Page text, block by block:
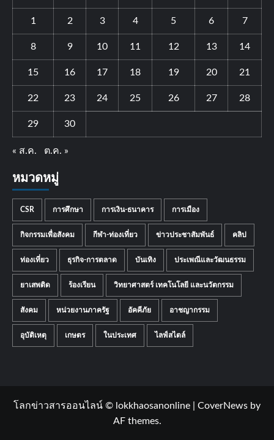
1 2 3 4 5 6 7
8 9 10 11 12 13 14
15 16 17 18 19 20 21
22 23 24 25 26 27 28
29 30
« ส.ค. ต.ค. »
หมวดหมู่
CSR การศึกษา การเงิน-ธนาคาร การเมือง
กิจกรรมเพื่อสังคม กีฬา-ท่องเที่ยว ข่าวประชาสัมพันธ์ คลิป
ท่องเที่ยว ธุรกิจ-การตลาด บันเทิง ประเพณีและวัฒนธรรม
ยาเสพติด ร้องเรียน วิทยาศาสตร์ เทคโนโลยี และนวัตกรรม
สังคม หน่วยงานภาครัฐ อัคคีภัย อาชญากรรม
อุบัติเหตุ เกษตร ในประเทศ ไลฟ์สไตล์
โลกข่าวสารออนไลน์ © lokkhaosanonline CoverNews by
AF themes.